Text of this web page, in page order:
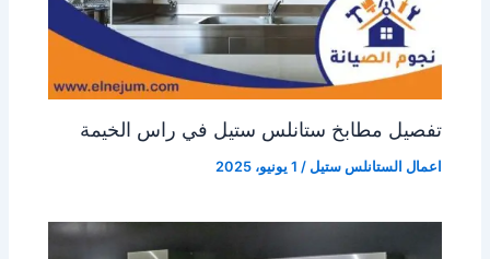
تفصيل مطابخ ستانلس ستيل في راس الخيمة
اعمال الستانلس ستيل / 1 يونيو، 2025